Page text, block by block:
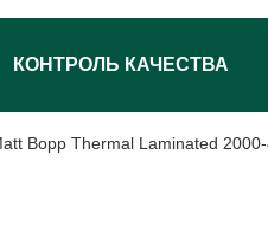
КОНТРОЛЬ КАЧЕСТВА
Bopp Thermal Laminated